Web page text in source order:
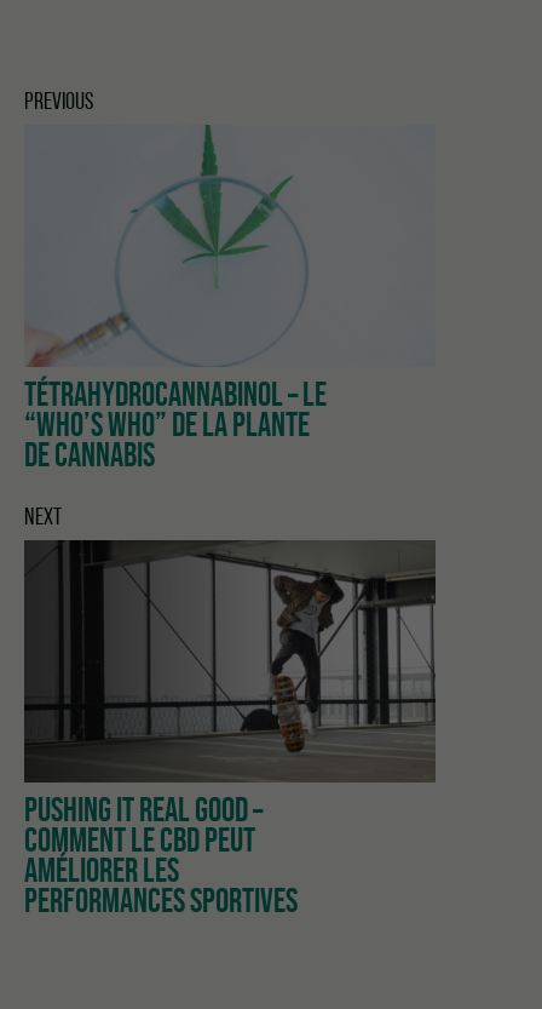
PREVIOUS
TÉTRAHYDROCANNABINOL – LE
“WHO’S WHO” DE LA PLANTE
DE CANNABIS
NEXT
PUSHING IT REAL GOOD –
COMMENT LE CBD PEUT
AMÉLIORER LES
PERFORMANCES SPORTIVES